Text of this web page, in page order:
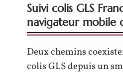
Suivi colis GLS
navigateur mobile
Deux chemins
colis GLS depuis un